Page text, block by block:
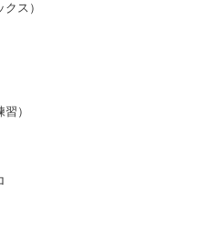
ス）
）